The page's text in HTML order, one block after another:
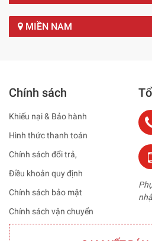
MIỀN NAM
Chính sách
Khiếu nại & Bảo hành
Hình thức thanh toán
Chính sách đổi trả,
Điều khoản quy định
Chính sách bảo mật
Chính sách vận chuyển